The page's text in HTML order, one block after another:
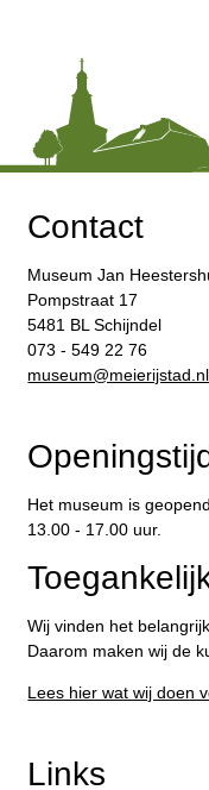
Contact
Museum Jan
Pompstraat 17
5481 BL Schijndel
073 - 549 22 76
​museum@meierijstad.nl
Het museum is
13.00 - 17.00 uur.
Wij vinden het
Daarom maken wij de
Lees hier wat wij doen
Links